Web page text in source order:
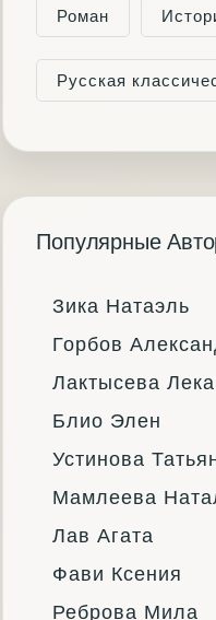
Роман
Русская
Популярные
Зика Натаэль
Горбов
Лактысева Лека
Блио Элен
Устинова
Мамлеева
Лав Агата
Фави Ксения
Реброва Мила